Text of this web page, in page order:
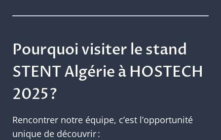
Pourquoi visiter le stand
STENT Algérie à HOSTECH
2025 ?
Rencontrer notre équipe, c’est l’opportunité
unique de découvrir :